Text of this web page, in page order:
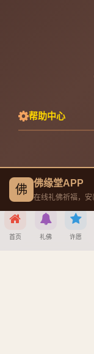
帮助中心
佛 佛缘堂APP
在线礼佛祈福，
首页 礼佛 许愿